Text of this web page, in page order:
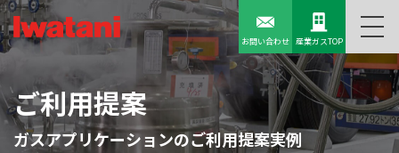
お問い合わせ 産業ガスTOP
ご利用提案
ガスアプリケーションのご利用提案実例